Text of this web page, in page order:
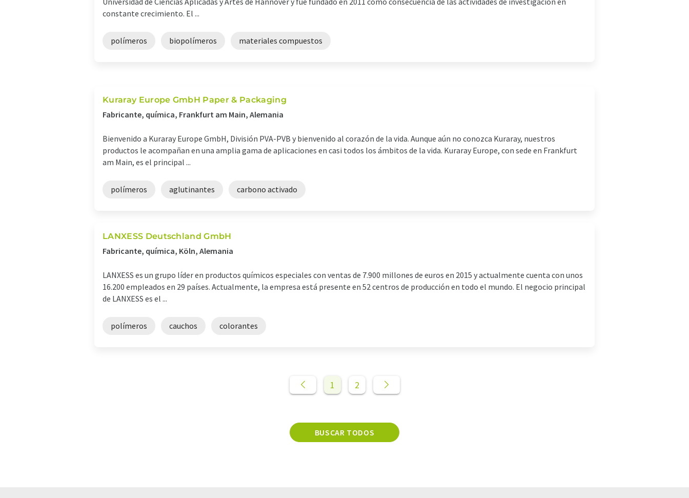
constante crecimiento. El ...
polímeros biopolímeros materiales compuestos
Kuraray Europe GmbH Paper & Packaging
Fabricante, química, Frankfurt am Main, Alemania
Bienvenido a Kuraray Europe GmbH, División PVA-PVB y bienvenido al corazón de la vida. Aunque aún no conozca Kuraray, nuestros
productos le acompañan en una amplia gama de aplicaciones en casi todos los ámbitos de la vida. Kuraray Europe, con sede en Frankfurt
am Main, es el principal ...
polímeros aglutinantes carbono activado
LANXESS Deutschland GmbH
Fabricante, química, Köln, Alemania
LANXESS es un grupo líder en productos químicos especiales con ventas de 7.900 millones de euros en 2015 y actualmente cuenta con unos
16.200 empleados en 29 países. Actualmente, la empresa está presente en 52 centros de producción en todo el mundo. El negocio principal
de LANXESS es el ...
polímeros cauchos colorantes
1 2
BUSCAR TODOS